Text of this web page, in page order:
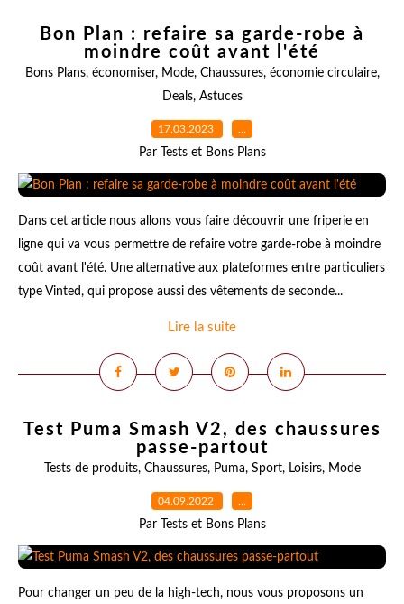
Bon Plan : refaire sa garde-robe à
moindre coût avant l'été
Bons Plans, économiser, Mode, Chaussures, économie circulaire,
Deals, Astuces
17.03.2023 …
Par Tests et Bons Plans
Dans cet article nous allons vous faire découvrir une friperie en
ligne qui va vous permettre de refaire votre garde-robe à moindre
coût avant l'été. Une alternative aux plateformes entre particuliers
type Vinted, qui propose aussi des vêtements de seconde...
Lire la suite
Test Puma Smash V2, des chaussures
passe-partout
Tests de produits, Chaussures, Puma, Sport, Loisirs, Mode
04.09.2022 …
Par Tests et Bons Plans
Pour changer un peu de la high-tech, nous vous proposons un